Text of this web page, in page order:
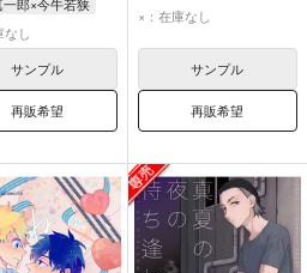
一郎×今牛若狭
郎
なし
サンプル
再販希望
佐野真一郎
×：在庫なし
サンプル
再販希望